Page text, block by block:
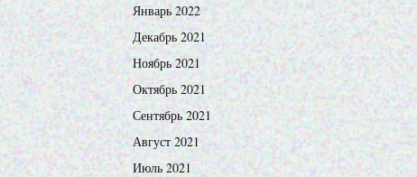
Январь 2022
Декабрь 2021
Ноябрь 2021
Октябрь 2021
Сентябрь 2021
Август 2021
Июль 2021